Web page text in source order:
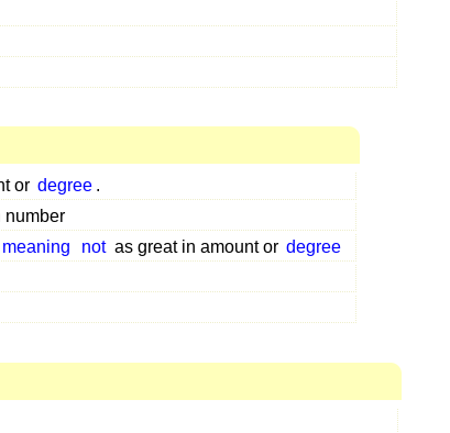
or degree .
number
meaning not as great in amount or degree